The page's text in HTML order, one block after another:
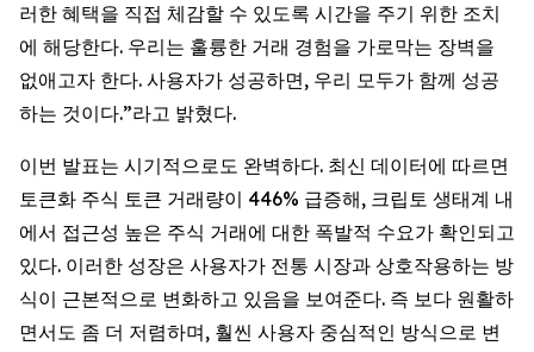
러한 혜택을 직접 체감할 수 있도록 시간을 주기 위한 조치
에 해당한다. 우리는 훌륭한 거래 경험을 가로막는 장벽을
없애고자 한다. 사용자가 성공하면, 우리 모두가 함께 성공
하는 것이다.”라고 밝혔다.
이번 발표는 시기적으로도 완벽하다. 최신 데이터에 따르면
토큰화 주식 토큰 거래량이 446% 급증해, 크립토 생태계 내
에서 접근성 높은 주식 거래에 대한 폭발적 수요가 확인되고
있다. 이러한 성장은 사용자가 전통 시장과 상호작용하는 방
식이 근본적으로 변화하고 있음을 보여준다. 즉 보다 원활하
면서도 좀 더 저렴하며, 훨씬 사용자 중심적인 방식으로 변